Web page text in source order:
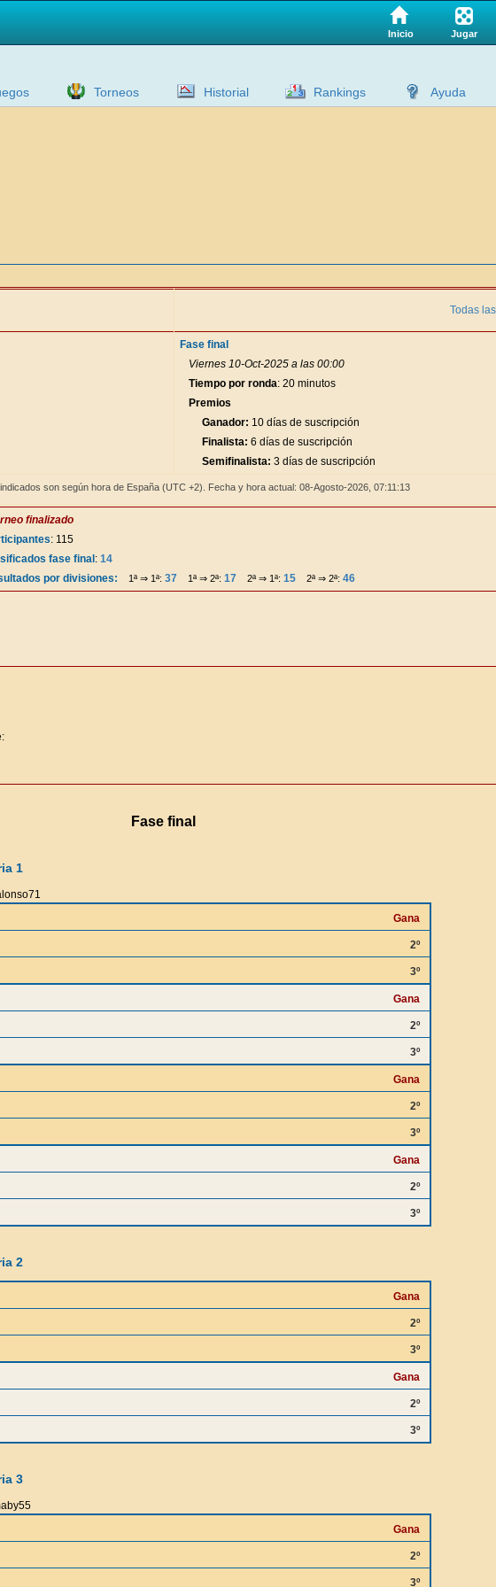
Inicio Jugar
Torneos Historial Rankings Ayuda
Todas
Fase final
Viernes 10-Oct-2025 a las 00:00
Tiempo por ronda: 20 minutos
Premios
Ganador: 10 días de suscripción
Finalista: 6 días de suscripción
Semifinalista: 3 días de suscripción
son según hora de España (UTC +2). Fecha y hora actual: 08-Agosto-2026, 07:11:13
finalizado
: 115
fase final : 14
por divisiones:
1ª ⇒ 1ª: 37 1ª ⇒ 2ª: 17 2ª ⇒ 1ª: 15 2ª ⇒ 2ª: 46
Fase final
1
Gana
2º
3º
Gana
2º
3º
Gana
2º
3º
Gana
2º
3º
2
Gana
2º
3º
Gana
2º
3º
3
Gana
2º
3º